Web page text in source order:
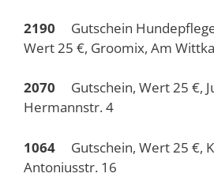
2190 Gutschein
Wert 25 €, Groomix, Am
2070
Gutschein, Wert 25 €,
Hermannstr. 4
1064 Gutschein, Wert 25 €,
Antoniusstr. 16